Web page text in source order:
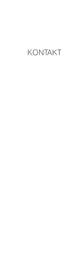
KONTAKT